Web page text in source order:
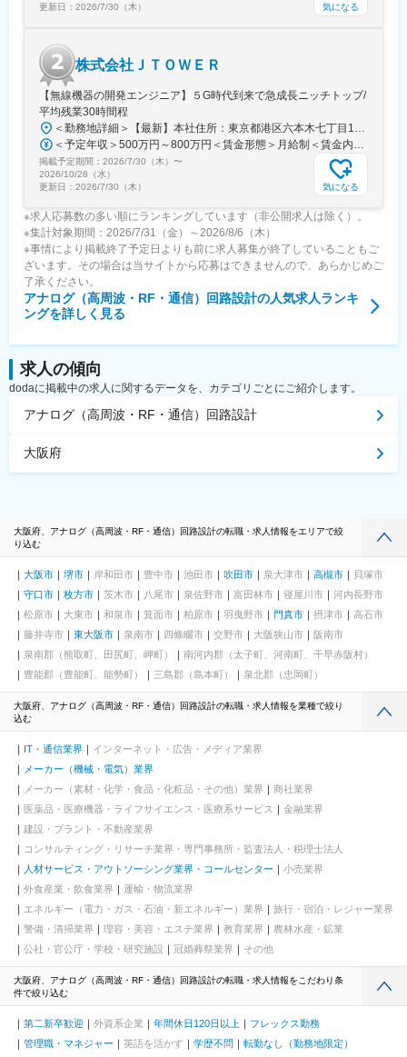
更新日： 2026/7/30（木） 気になる
株式会社ＪＴＯＷＥＲ
【無線機器の開発エンジニア】５G時代到来で急成長ニッチトップ/
平均残業30時間程
＜勤務地詳細＞【最新】本社住所：東京都港区六本木七丁目15番9号 住友不動産六本木セントラルタワー17階勤務地最寄駅：青山一丁目駅受動喫煙対策：屋内全面禁煙変更の範囲：会社の定める事業所（リモートワーク含む）
＜予定年収＞500万円～800万円＜賃金形態＞月給制＜賃金内訳＞月額（基本給）：323,567円～507,000円固定残業手当/月：93,100円～159,667円（固定残業時間40時間0分/月）超過した時間外労働の残業手当は追加支給＜月給＞416,667円～666,667円（一律手当を含む）＜昇給有無＞有＜残業手当＞有＜給与補足＞※経験・スキルを考慮のうえ、当社規定にて決定■賞与制度：有賃金はあくまでも目安の金額であり、選考を通じて上下する可能性があります。月給(月額)は固定手当を含めた表記です。
掲載予定期間： 2026/7/30（木） 〜
2026/10/28（水）
更新日： 2026/7/30（木） 気になる
※求人応募数の多い順にランキングしています（非公開求人は除く）。
※集計対象期間：2026/7/31（金）～2026/8/6（木）
※事情により掲載終了予定日よりも前に求人募集が終了していることもご
ざいます。その場合は当サイトから応募はできませんので、あらかじめご
了承ください。
アナログ（高周波・RF・通信）回路設計の人気求人ランキ
ングを詳しく見る
求人の傾向
dodaに掲載中の求人に関するデータを、カテゴリごとにご紹介します。
アナログ（高周波・RF・通信）回路設計
大阪府
大阪府、アナログ（高周波・RF・通信）回路設計の転職・求人情報をエリアで絞
り込む
大阪市 堺市 岸和田市 豊中市 池田市 吹田市 泉大津市 高槻市
貝塚市
守口市
枚方市 茨木市 八尾市 泉佐野市 富田林市 寝屋川市
河内長野市
松原市
大東市 和泉市 箕面市 柏原市 羽曳野市 門真市 摂津市
高石市
藤井寺市
東大阪市 泉南市 四條畷市 交野市 大阪狭山市
阪南市
泉南郡（熊取町、田尻町、岬町）
南河内郡（太子町、河南町、千早赤阪村）
豊能郡（豊能町、能勢町）
三島郡（島本町） 泉北郡（忠岡町）
大阪府、アナログ（高周波・RF・通信）回路設計の転職・求人情報を業種で絞り
込む
IT・通信業界
インターネット・広告・メディア業界
メーカー（機械・電気）業界
メーカー（素材・化学・食品・化粧品・その他）業界
商社業界
医薬品・医療機器・ライフサイエンス・医療系サービス
金融業界
建設・プラント・不動産業界
コンサルティング・リサーチ業界・専門事務所・監査法人・税理士法人
人材サービス・アウトソーシング業界・コールセンター
小売業界
外食産業・飲食業界
運輸・物流業界
エネルギー（電力・ガス・石油・新エネルギー）業界
旅行・宿泊・レジャー業界
警備・清掃業界
理容・美容・エステ業界 教育業界
農林水産・鉱業
公社・官公庁・学校・研究施設
冠婚葬祭業界 その他
大阪府、アナログ（高周波・RF・通信）回路設計の転職・求人情報をこだわり条
件で絞り込む
第二新卒歓迎 外資系企業 年間休日120日以上
フレックス勤務
管理職・マネジャー
英語を活かす 学歴不問
転勤なし（勤務地限定）